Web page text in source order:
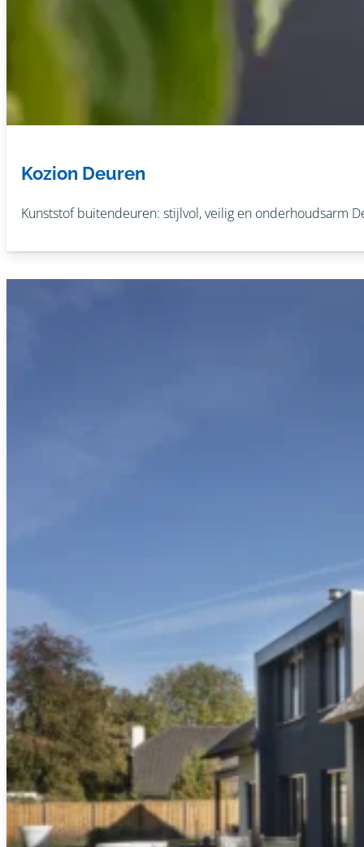
Kozion Deuren
Kunststof buitendeuren: stijlvol, veilig en onderhoudsarm